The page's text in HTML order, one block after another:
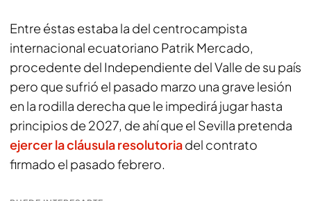
Entre éstas estaba la del centrocampista
internacional ecuatoriano Patrik Mercado,
procedente del Independiente del Valle de su país
pero que sufrió el pasado marzo una grave lesión
en la rodilla derecha que le impedirá jugar hasta
principios de 2027, de ahí que el Sevilla pretenda
ejercer la cláusula resolutoriadel contrato
firmado el pasado febrero.